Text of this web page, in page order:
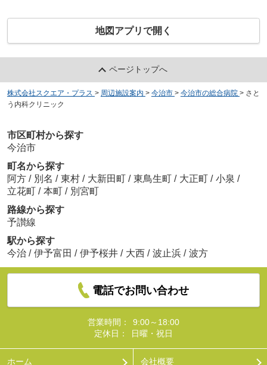
地図アプリで開く
ページトップへ
株式会社スクエア・プラス > 周辺施設案内 > 今治市 > 今治市の総合病院 > さと
う内科クリニック
市区町村から探す
今治市
町名から探す
阿方 / 別名 / 東村 / 大新田町 / 東鳥生町 / 大正町 / 小泉 /
立花町 / 本町 / 別宮町
路線から探す
予讃線
駅から探す
今治 / 伊予富田 / 伊予桜井 / 大西 / 波止浜 / 波方
電話でお問い合わせ
営業時間：
9:00～18:00
定休日：
日曜・祝日
ホーム 会社概要